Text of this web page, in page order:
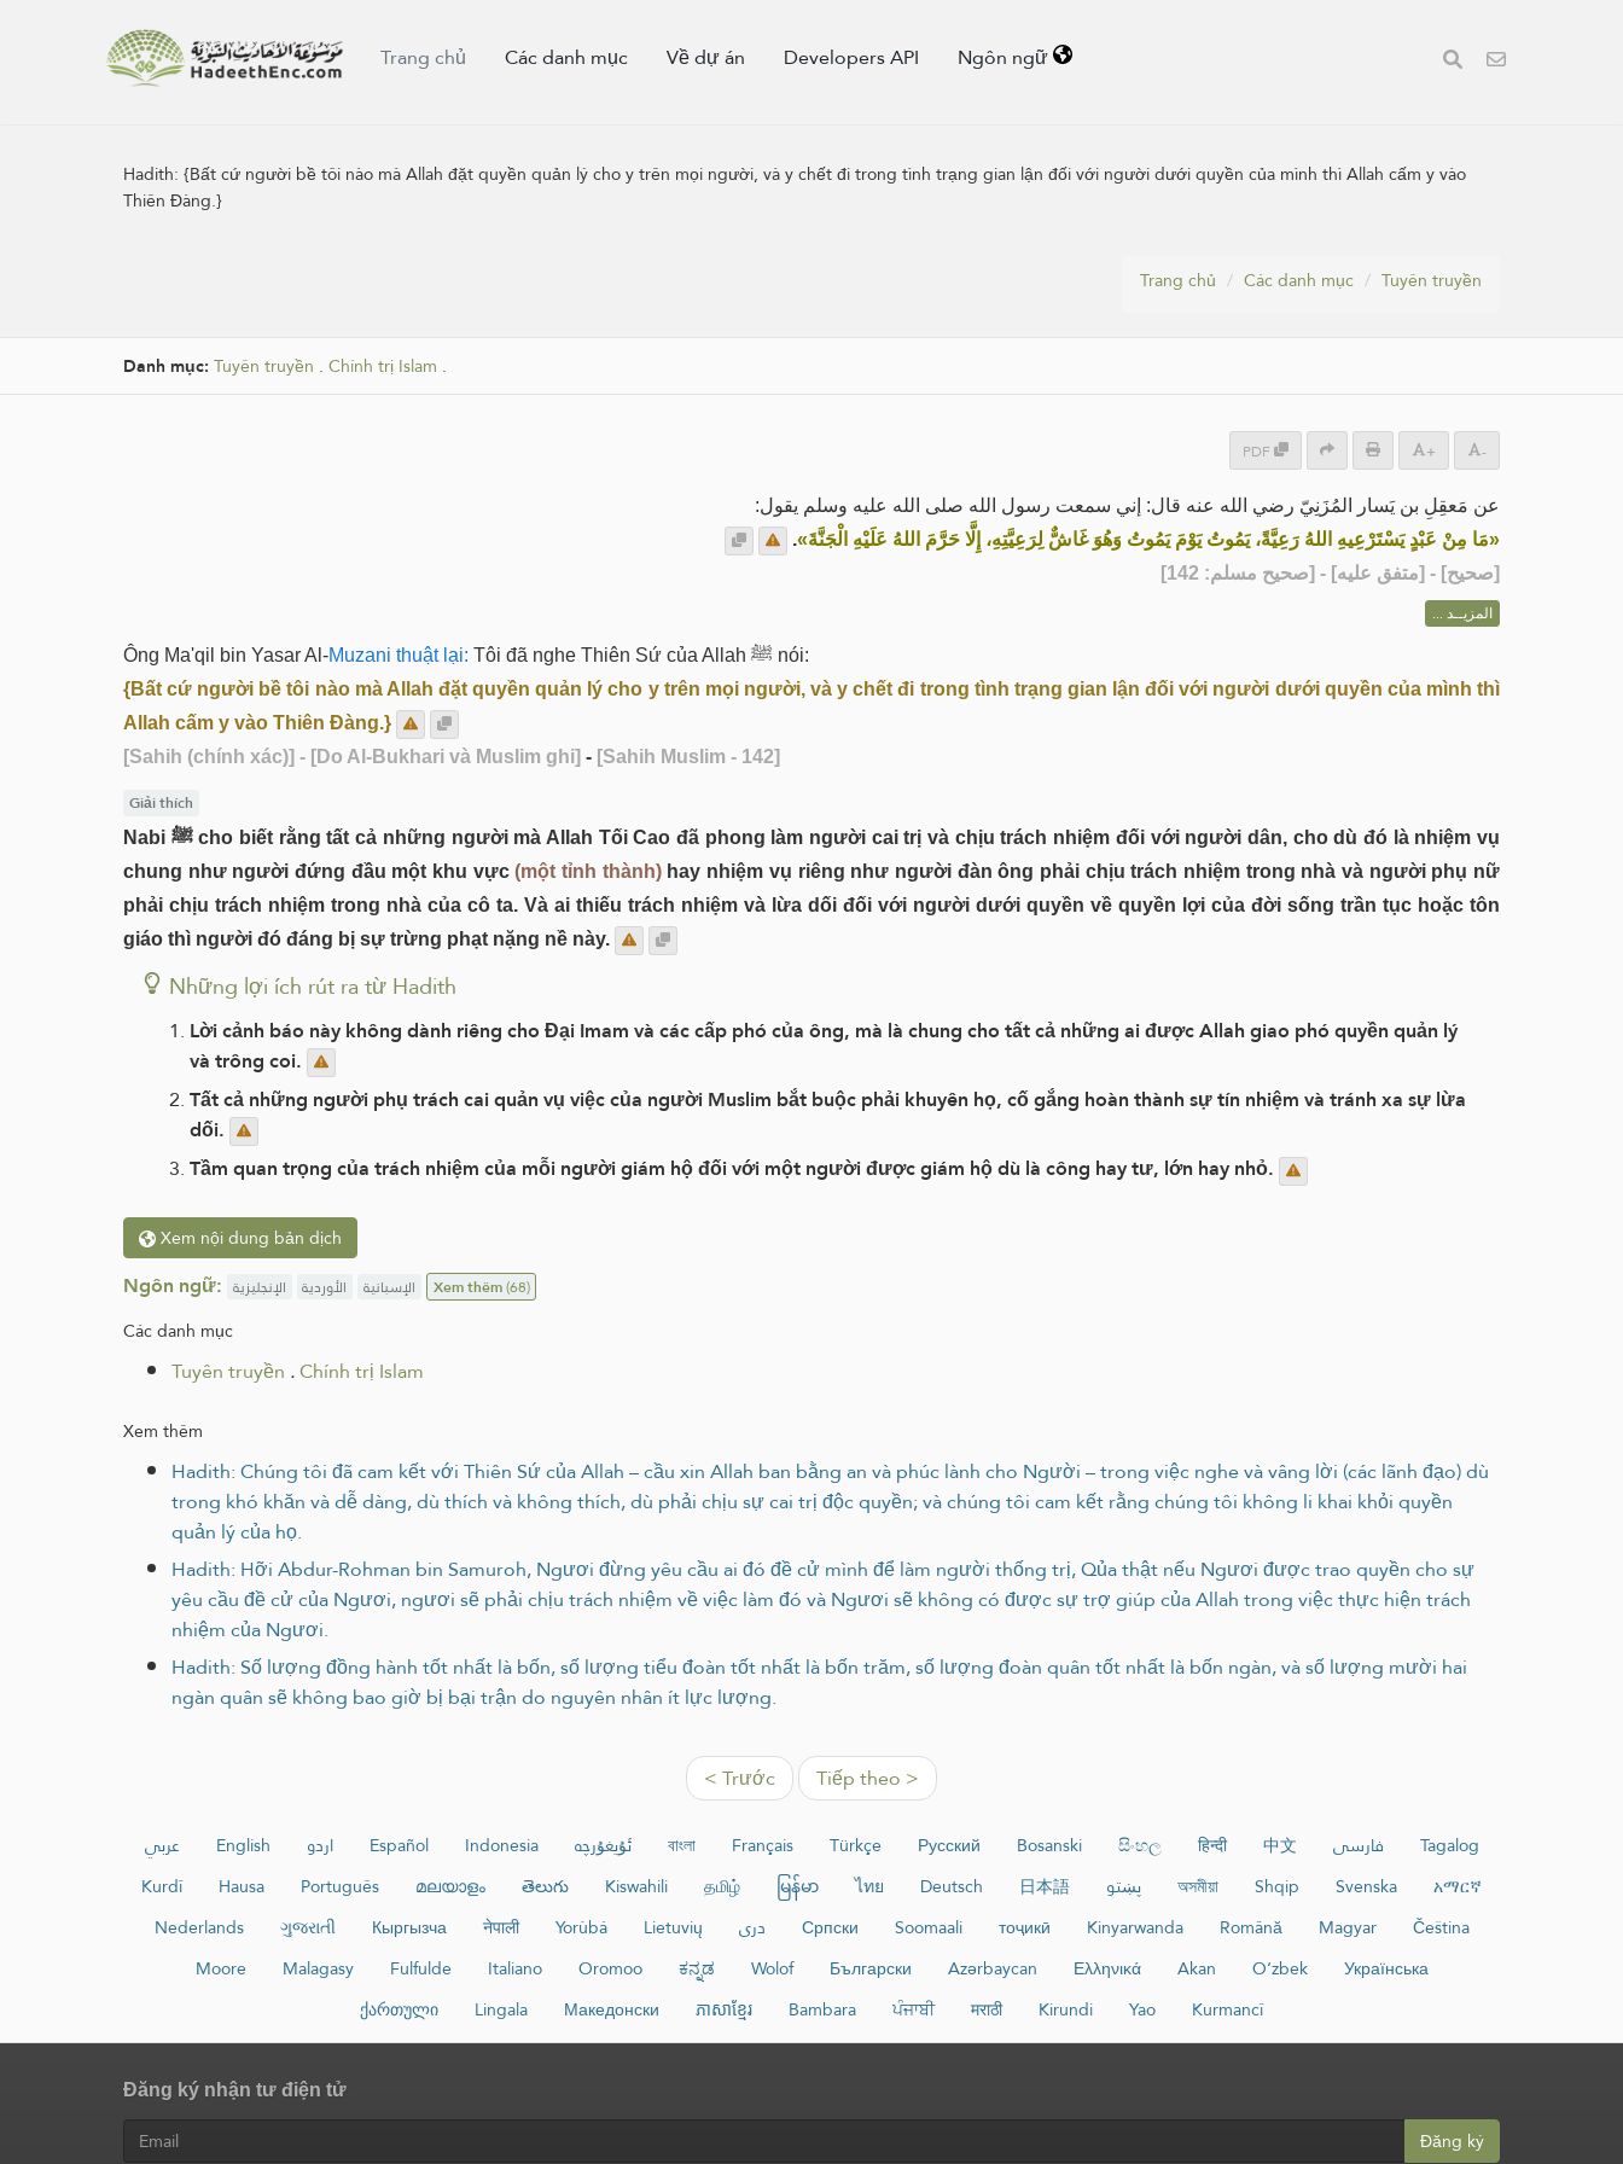
Trang chủ Các danh mục Về dự án Developers API Ngôn ngữ
Hadith:{Bất cứ người bề tôi nào mà Allah đặt quyền quản lý cho y trên mọi người, và y chết đi trong tình trạng gian lận đối với người dưới quyền của mình thì Allah cấm y vào
Thiên Đàng.}
Trang chủ Các danh mục Tuyên truyền
Danh mục: Tuyên truyền . Chính trị Islam .
PDF + -
عن مَعقِلِ بن يَسار المُزَنِيّ رضي الله عنه قال: إني سمعت رسول الله صلى الله عليه وسلم يقول:
«مَا مِنْ عَبْدٍ يَسْتَرْعِيهِ اللهُ رَعِيَّةً، يَمُوتُ يَوْمَ يَمُوتُ وَهُوَ غَاشٌّ لِرَعِيَّتِهِ، إِلَّا حَرَّمَ اللهُ عَلَيْهِ الْجَنَّةَ».
[صحيح] - [متفق عليه] - [صحيح مسلم: 142]
المزيــد ...
Ông Ma'qil bin Yasar Al-Muzani thuật lại:
Tôi đã nghe Thiên Sứ của Allah ﷺ nói:
{Bất cứ người bề tôi nào mà Allah đặt quyền quản lý cho y trên mọi người, và y chết đi trong tình trạng gian lận đối với người dưới quyền của mình thì
Allah cấm y vào Thiên Đàng.}
[Sahih (chính xác)] - [Do Al-Bukhari và Muslim ghi] - [Sahih Muslim - 142]
Giải thích
Nabi ﷺ cho biết rằng tất cả những người mà Allah Tối Cao đã phong làm người cai trị và chịu trách nhiệm đối với người dân, cho dù đó là nhiệm vụ
chung như người đứng đầu một khu vực(một tỉnh thành)hay nhiệm vụ riêng như người đàn ông phải chịu trách nhiệm trong nhà và người phụ nữ
phải chịu trách nhiệm trong nhà của cô ta. Và ai thiếu trách nhiệm và lừa dối đối với người dưới quyền về quyền lợi của đời sống trần tục hoặc tôn
giáo thì người đó đáng bị sự trừng phạt nặng nề này.
Những lợi ích rút ra từ Hadith
Lời cảnh báo này không dành riêng cho Đại Imam và các cấp phó của ông, mà là chung cho tất cả những ai được Allah giao phó quyền quản lý
và trông coi.
Tất cả những người phụ trách cai quản vụ việc của người Muslim bắt buộc phải khuyên họ, cố gắng hoàn thành sự tín nhiệm và tránh xa sự lừa
dối.
Tầm quan trọng của trách nhiệm của mỗi người giám hộ đối với một người được giám hộ dù là công hay tư, lớn hay nhỏ.
Xem nội dung bản dịch
Ngôn ngữ: الإنجليزية الأوردية الإسبانية Xem thêm(68)
Các danh mục
Tuyên truyền .Chính trị Islam
Xem thêm
Hadith: Chúng tôi đã cam kết với Thiên Sứ của Allah – cầu xin Allah ban bằng an và phúc lành cho Người – trong việc nghe và vâng lời (các lãnh đạo) dù
trong khó khăn và dễ dàng, dù thích và không thích, dù phải chịu sự cai trị độc quyền; và chúng tôi cam kết rằng chúng tôi không li khai khỏi quyền
quản lý của họ.
Hadith: Hỡi Abdur-Rohman bin Samuroh, Ngươi đừng yêu cầu ai đó đề cử mình để làm người thống trị, Qủa thật nếu Ngươi được trao quyền cho sự
yêu cầu đề cử của Ngươi, ngươi sẽ phải chịu trách nhiệm về việc làm đó và Ngươi sẽ không có được sự trợ giúp của Allah trong việc thực hiện trách
nhiệm của Ngươi.
Hadith: Số lượng đồng hành tốt nhất là bốn, số lượng tiểu đoàn tốt nhất là bốn trăm, số lượng đoàn quân tốt nhất là bốn ngàn, và số lượng mười hai
ngàn quân sẽ không bao giờ bị bại trận do nguyên nhân ít lực lượng.
< Trước Tiếp theo >
عربي English اردو Español Indonesia ئۇيغۇرچە বাংলা Français Türkçe Русский Bosanski සිංහල हिन्दी 中文 فارسی
Tagalog
Kurdî
Hausa Português മലയാളം తెలుగు Kiswahili தமிழ் မြန်မာ ไทย Deutsch 日本語 پښتو অসমীয়া Shqip Svenska
አማርኛ
Nederlands
ગુજરાતી Кыргызча नेपाली Yorùbá Lietuvių دری Српски Soomaali тоҷикӣ Kinyarwanda Română Magyar
Čeština
Moore
Malagasy Fulfulde Italiano Oromoo ಕನ್ನಡ Wolof Български Azərbaycan Ελληνικά Akan O‘zbek
Українська
ქართული
Lingala Македонски ភាសាខ្មែរ Bambara ਪੰਜਾਬੀ मराठी Kirundi Yao Kurmancî
Đăng ký nhận tư điện tử
Đăng ký